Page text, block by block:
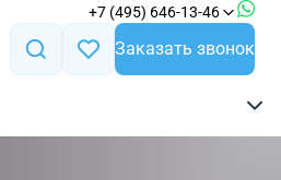
+7 (495) 646-13-46
Заказать звонок